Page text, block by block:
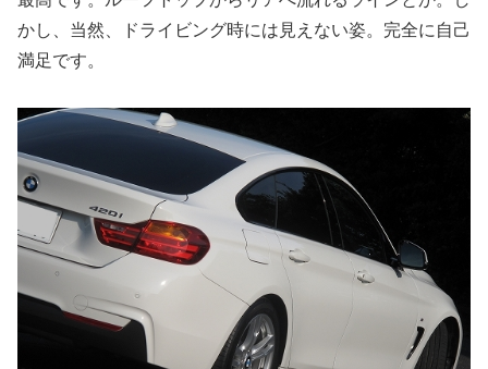
かし、当然、ドライビング時には見えない姿。完全に自己
満足です。